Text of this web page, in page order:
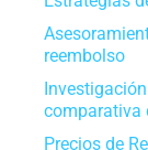
reembolso
comparativa
Precios de